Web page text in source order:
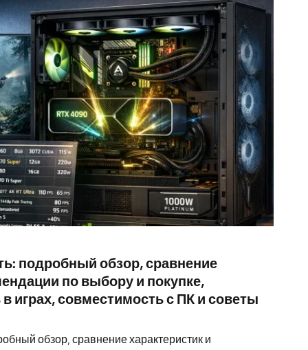
подробный обзор, сравнение
по выбору и покупке,
играх, совместимость с ПК и советы
обзор, сравнение характеристик и